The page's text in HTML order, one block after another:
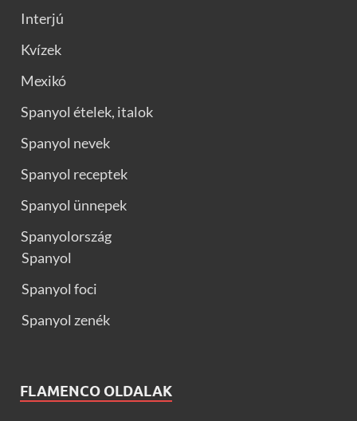
Interjú
Kvízek
Mexikó
Spanyol ételek, italok
Spanyol nevek
Spanyol receptek
Spanyol ünnepek
Spanyolország
Spanyol
Spanyol foci
Spanyol zenék
FLAMENCO OLDALAK